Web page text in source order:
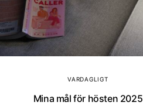
VARDAGLIGT
Mina mål för hösten 2025